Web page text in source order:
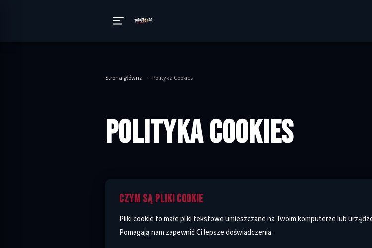
Strona główna › Polityka Cookies
POLITYKA COOKIES
CZYM SĄ PLIKI COOKIE
Pliki cookie to małe pliki tekstowe umieszczane na Twoim komputerze lub
Pomagają nam zapewnić Ci lepsze doświadczenia.